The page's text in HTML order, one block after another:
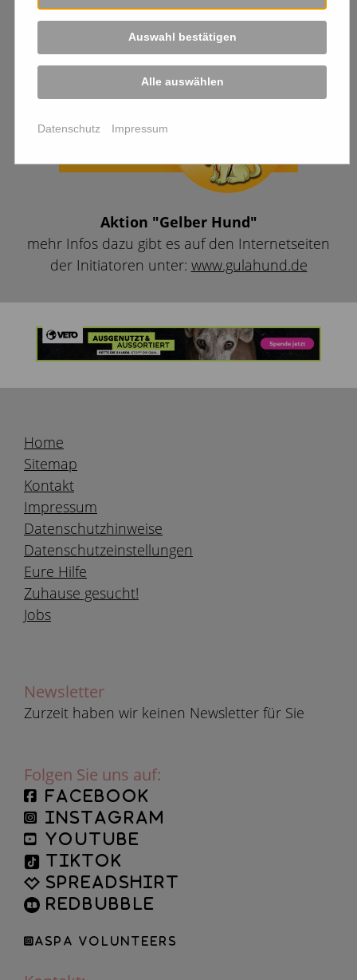
Damit wir überall gern gesehen sind!
Aktion "Gelber Hund"
mehr Infos dazu gibt es auf den Internetseiten
der Initiatoren unter: www.gulahund.de
Home
Sitemap
Kontakt
Impressum
Datenschutzhinweise
Datenschutzeinstellungen
Eure Hilfe
Zuhause gesucht!
Jobs
Newsletter
Zurzeit haben wir keinen Newsletter für Sie
Folgen Sie uns auf:
facebook
instagram
YouTube
TikTok
Spreadshirt
Redbubble
ASPA Volunteers
Auswahl bestätigen
Alle auswählen
Datenschutz Impressum